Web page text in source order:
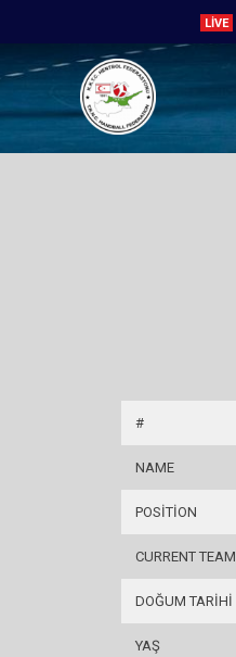
LIVE
#
NAME
POSITION
CURRENT TEAM
DOĞUM TARIHI
YAŞ